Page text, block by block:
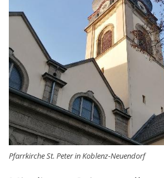
Pfarrkirche St. Peter in Koblenz-Neuendorf